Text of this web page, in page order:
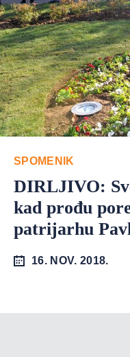
SPOMENIK
DIRLJIVO:
kad prođu
patrijarhu
16. NOV. 2018.